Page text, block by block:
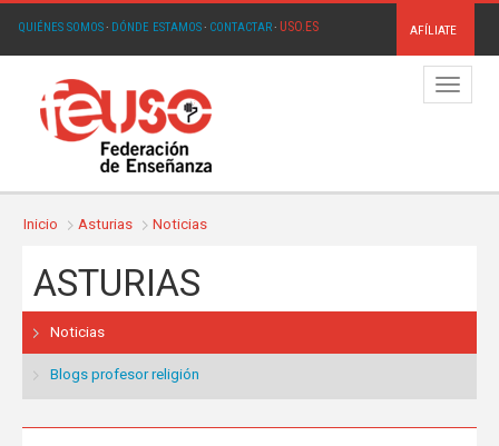
QUIÉNES SOMOS· DÓNDE ESTAMOS· CONTACTAR· USO.ES AFÍLIATE
Menú
Inicio Asturias Noticias
ASTURIAS
Noticias
Blogs profesor religión